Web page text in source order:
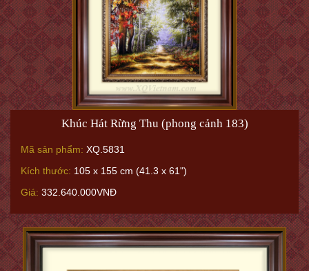
Khúc Hát Rừng Thu (phong cảnh 183)
Mã sản phẩm: XQ.5831
Kích thước: 105 x 155 cm (41.3 x 61")
Giá: 332.640.000VNĐ